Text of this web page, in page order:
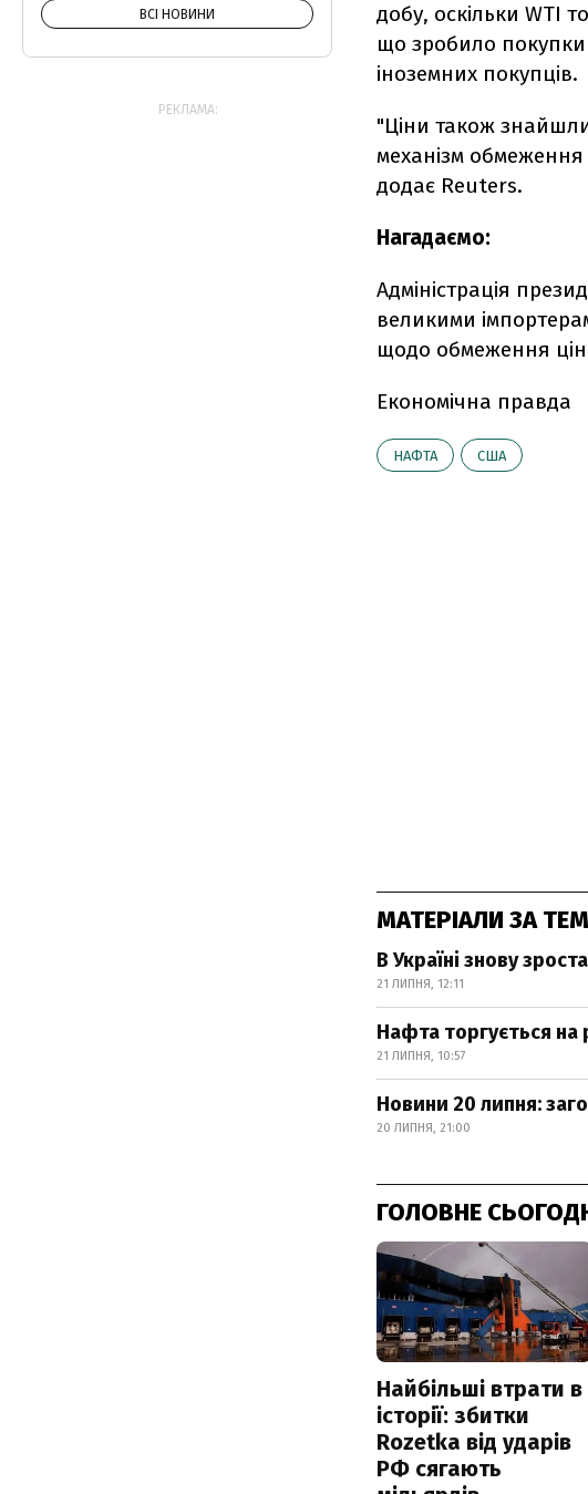
добу, оскільки WTI
що зробило
іноземних покупців.
"Ціни також знайшли
механізм обмеження
додає Reuters.
Нагадаємо:
Адміністрація
великими
щодо обмеження цін
Економічна правда
НАФТА США
МАТЕРІАЛИ ЗА
В Україні знову
21 ЛИПНЯ, 12:11
Нафта торгується на
21 ЛИПНЯ, 10:57
Новини 20 липня:
20 ЛИПНЯ, 21:00
ГОЛОВНЕ
Найбільші втрати в
історії: збитки
Rozetka від ударів
РФ сягають
ВСІ НОВИНИ
РЕКЛАМА: